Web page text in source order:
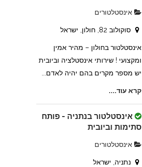
אינסטלטורים
סוקולוב 82, חולון, ישראל
אינסטלטור בחולון – מהיר אמין
ומקצועי ! שירותי אינסטלציה וביובית
יש מספר מקרים בהם יהיה לאדם...
קרא עוד....
אינסטלטור בנתניה - פותח
סתימות וביובית
אינסטלטורים
נתניה, ישראל